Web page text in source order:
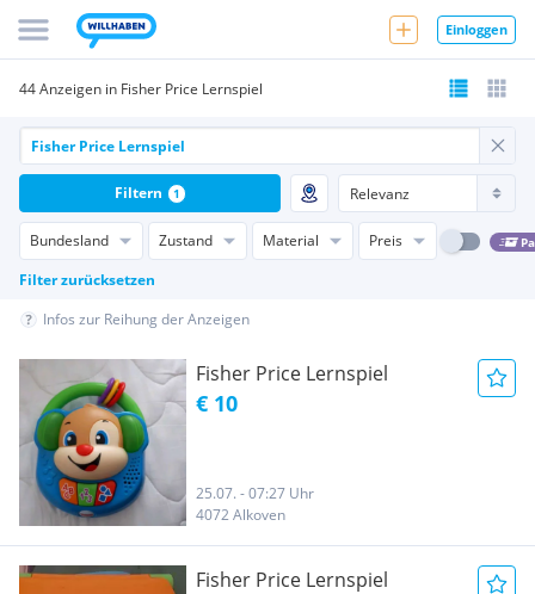
Einloggen
44 Anzeigen in Fisher Price Lernspiel
Bundesland Zustand Material Preis
Filter zurücksetzen
Filtern 1
Infos zur Reihung der Anzeigen
Fisher Price Lernspiel
€ 10
25.07. - 07:27 Uhr
4072 Alkoven
Fisher Price Lernspiel